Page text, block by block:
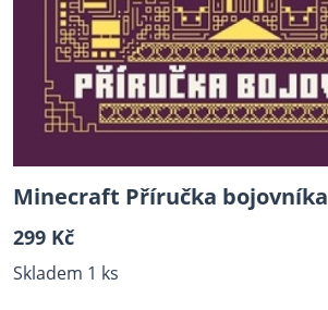
Minecraft Příručka bojovníka
299 Kč
Skladem 1 ks